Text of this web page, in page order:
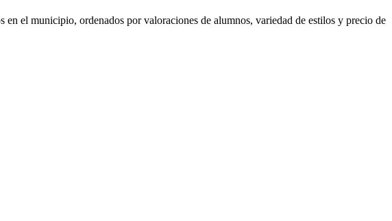
el municipio, ordenados por valoraciones de alumnos, variedad de estilos y precio de